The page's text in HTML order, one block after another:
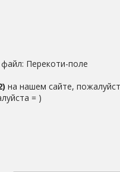
Перекоти-поле
на нашем сайте,
= )